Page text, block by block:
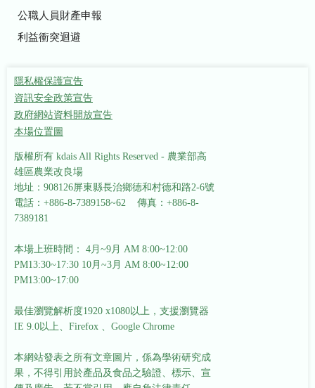
公職人員財產申報
利益衝突迴避
隱私權保護宣告
資訊安全政策宣告
政府網站資料開放宣告
本場位置圖
版權所有 kdais All Rights Reserved - 農業部高
雄區農業改良場
地址：908126屏東縣長治鄉德和村德和路2-6號
電話：+886-8-7389158~62 傳真：+886-8-
7389181
本場上班時間： 4月~9月 AM 8:00~12:00
PM13:30~17:30 10月~3月 AM 8:00~12:00
PM13:00~17:00
最佳瀏覽解析度1920 x1080以上，支援瀏覽器
IE 9.0以上、Firefox 、Google Chrome
本網站發表之所有文章圖片，係為學術研究成
果，不得引用於產品及食品之驗證、標示、宣